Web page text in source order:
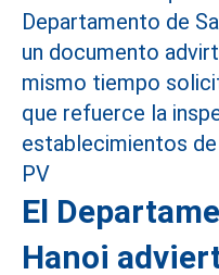
El
Hanoi